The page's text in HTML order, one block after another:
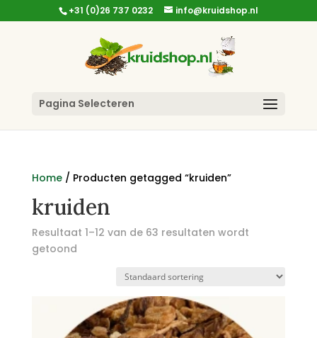
+31 (0)26 737 0232 info@kruidshop.nl
Pagina Selecteren
Home/ Producten getagged “kruiden”
kruiden
Resultaat 1–12 van de 63 resultaten wordt
getoond